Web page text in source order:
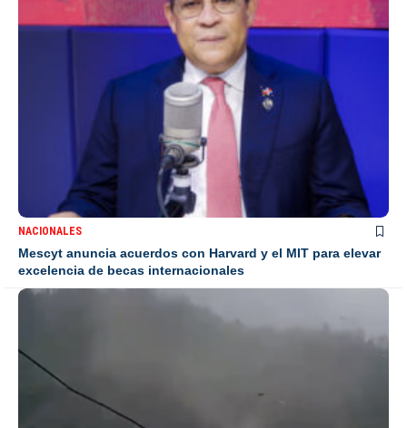
NACIONALES
Mescyt anuncia acuerdos con Harvard y el MIT para elevar
excelencia de becas internacionales